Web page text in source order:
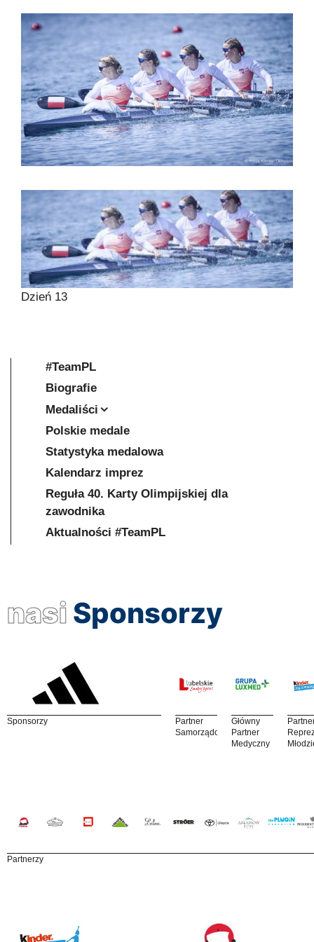
Dzień 13
#TeamPL
Biografie
Medaliści
Polskie medale
Statystyka medalowa
Kalendarz imprez
Reguła 40. Karty Olimpijskiej dla
zawodnika
Aktualności #TeamPL
nasi Sponsorzy
Sponsorzy
Partner
Samorządowy
Główny
Partner
Medyczny
Partnerzy